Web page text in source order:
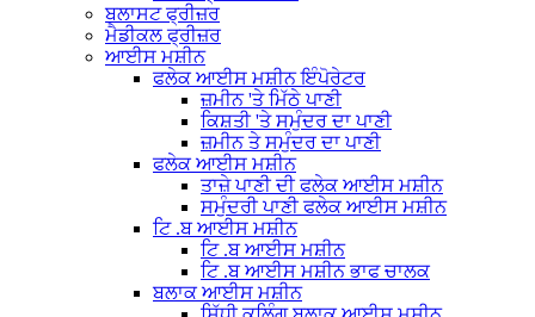
ਬਲਾਸਟ ਫ੍ਰੀਜ਼ਰ
ਮੈਡੀਕਲ ਫ੍ਰੀਜ਼ਰ
ਆਈਸ ਮਸ਼ੀਨ
ਫਲੇਕ ਆਈਸ ਮਸ਼ੀਨ ਇੰਪੋਰੇਟਰ
ਜ਼ਮੀਨ 'ਤੇ ਮਿੱਠੇ ਪਾਣੀ
ਕਿਸ਼ਤੀ 'ਤੇ ਸਮੁੰਦਰ ਦਾ ਪਾਣੀ
ਜ਼ਮੀਨ ਤੇ ਸਮੁੰਦਰ ਦਾ ਪਾਣੀ
ਫਲੇਕ ਆਈਸ ਮਸ਼ੀਨ
ਤਾਜ਼ੇ ਪਾਣੀ ਦੀ ਫਲੇਕ ਆਈਸ ਮਸ਼ੀਨ
ਸਮੁੰਦਰੀ ਪਾਣੀ ਫਲੇਕ ਆਈਸ ਮਸ਼ੀਨ
ਟਿ .ਬ ਆਈਸ ਮਸ਼ੀਨ
ਟਿ .ਬ ਆਈਸ ਮਸ਼ੀਨ
ਟਿ .ਬ ਆਈਸ ਮਸ਼ੀਨ ਭਾਫ ਚਾਲਕ
ਬਲਾਕ ਆਈਸ ਮਸ਼ੀਨ